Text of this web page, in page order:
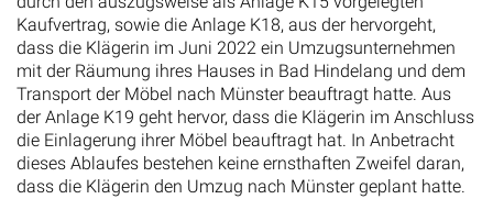
Kaufvertrag, sowie die Anlage K18, aus der hervorgeht,
dass die Klägerin im Juni 2022 ein Umzugsunternehmen
mit der Räumung ihres Hauses in Bad Hindelang und dem
Transport der Möbel nach Münster beauftragt hatte. Aus
der Anlage K19 geht hervor, dass die Klägerin im Anschluss
die Einlagerung ihrer Möbel beauftragt hat. In Anbetracht
dieses Ablaufes bestehen keine ernsthaften Zweifel daran,
dass die Klägerin den Umzug nach Münster geplant hatte.